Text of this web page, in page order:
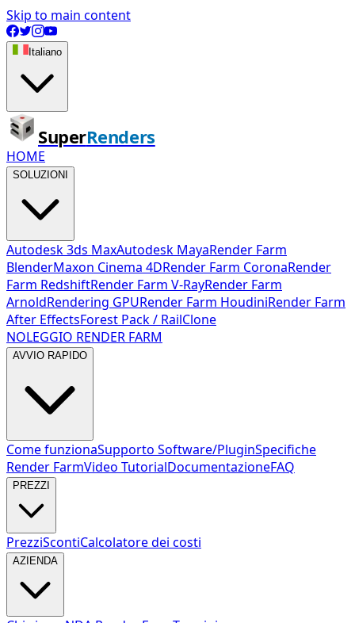
Skip to main content
Italiano
SuperRenders
HOME
SOLUZIONI
Autodesk 3ds MaxAutodesk MayaRender Farm
BlenderMaxon Cinema 4DRender Farm CoronaRender
Farm RedshiftRender Farm V-RayRender Farm
ArnoldRendering GPURender Farm HoudiniRender Farm
After EffectsForest Pack / RailClone
NOLEGGIO RENDER FARM
AVVIO RAPIDO
Come funzionaSupporto Software/PluginSpecifiche
Render FarmVideo TutorialDocumentazioneFAQ
PREZZI
PrezziScontiCalcolatore dei costi
AZIENDA